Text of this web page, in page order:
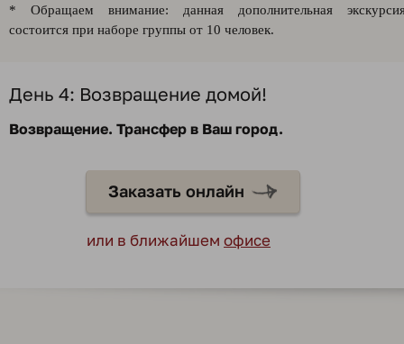
* Обращаем внимание: данная дополнительная
состоится при наборе группы от 10 человек.
День 4: Возвращение домой!
Возвращение. Трансфер в Ваш город.
Заказать онлайн
или в ближайшем офисе